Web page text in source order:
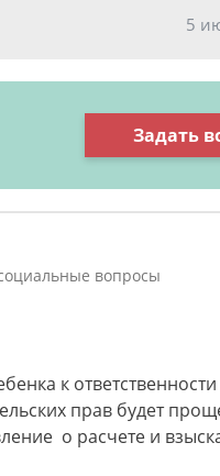
5
Задать
вопросы
к
прав будет
о расчете и